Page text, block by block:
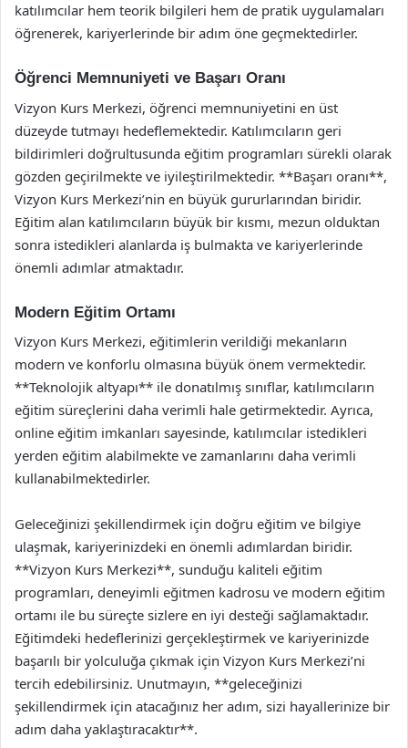
katılımcılar hem teorik bilgileri hem de pratik uygulamaları
öğrenerek, kariyerlerinde bir adım öne geçmektedirler.
Öğrenci Memnuniyeti ve Başarı Oranı
Vizyon Kurs Merkezi, öğrenci memnuniyetini en üst
düzeyde tutmayı hedeflemektedir. Katılımcıların geri
bildirimleri doğrultusunda eğitim programları sürekli olarak
gözden geçirilmekte ve iyileştirilmektedir. **Başarı oranı**,
Vizyon Kurs Merkezi’nin en büyük gururlarından biridir.
Eğitim alan katılımcıların büyük bir kısmı, mezun olduktan
sonra istedikleri alanlarda iş bulmakta ve kariyerlerinde
önemli adımlar atmaktadır.
Modern Eğitim Ortamı
Vizyon Kurs Merkezi, eğitimlerin verildiği mekanların
modern ve konforlu olmasına büyük önem vermektedir.
**Teknolojik altyapı** ile donatılmış sınıflar, katılımcıların
eğitim süreçlerini daha verimli hale getirmektedir. Ayrıca,
online eğitim imkanları sayesinde, katılımcılar istedikleri
yerden eğitim alabilmekte ve zamanlarını daha verimli
kullanabilmektedirler.
Geleceğinizi şekillendirmek için doğru eğitim ve bilgiye
ulaşmak, kariyerinizdeki en önemli adımlardan biridir.
**Vizyon Kurs Merkezi**, sunduğu kaliteli eğitim
programları, deneyimli eğitmen kadrosu ve modern eğitim
ortamı ile bu süreçte sizlere en iyi desteği sağlamaktadır.
Eğitimdeki hedeflerinizi gerçekleştirmek ve kariyerinizde
başarılı bir yolculuğa çıkmak için Vizyon Kurs Merkezi’ni
tercih edebilirsiniz. Unutmayın, **geleceğinizi
şekillendirmek için atacağınız her adım, sizi hayallerinize bir
adım daha yaklaştıracaktır**.